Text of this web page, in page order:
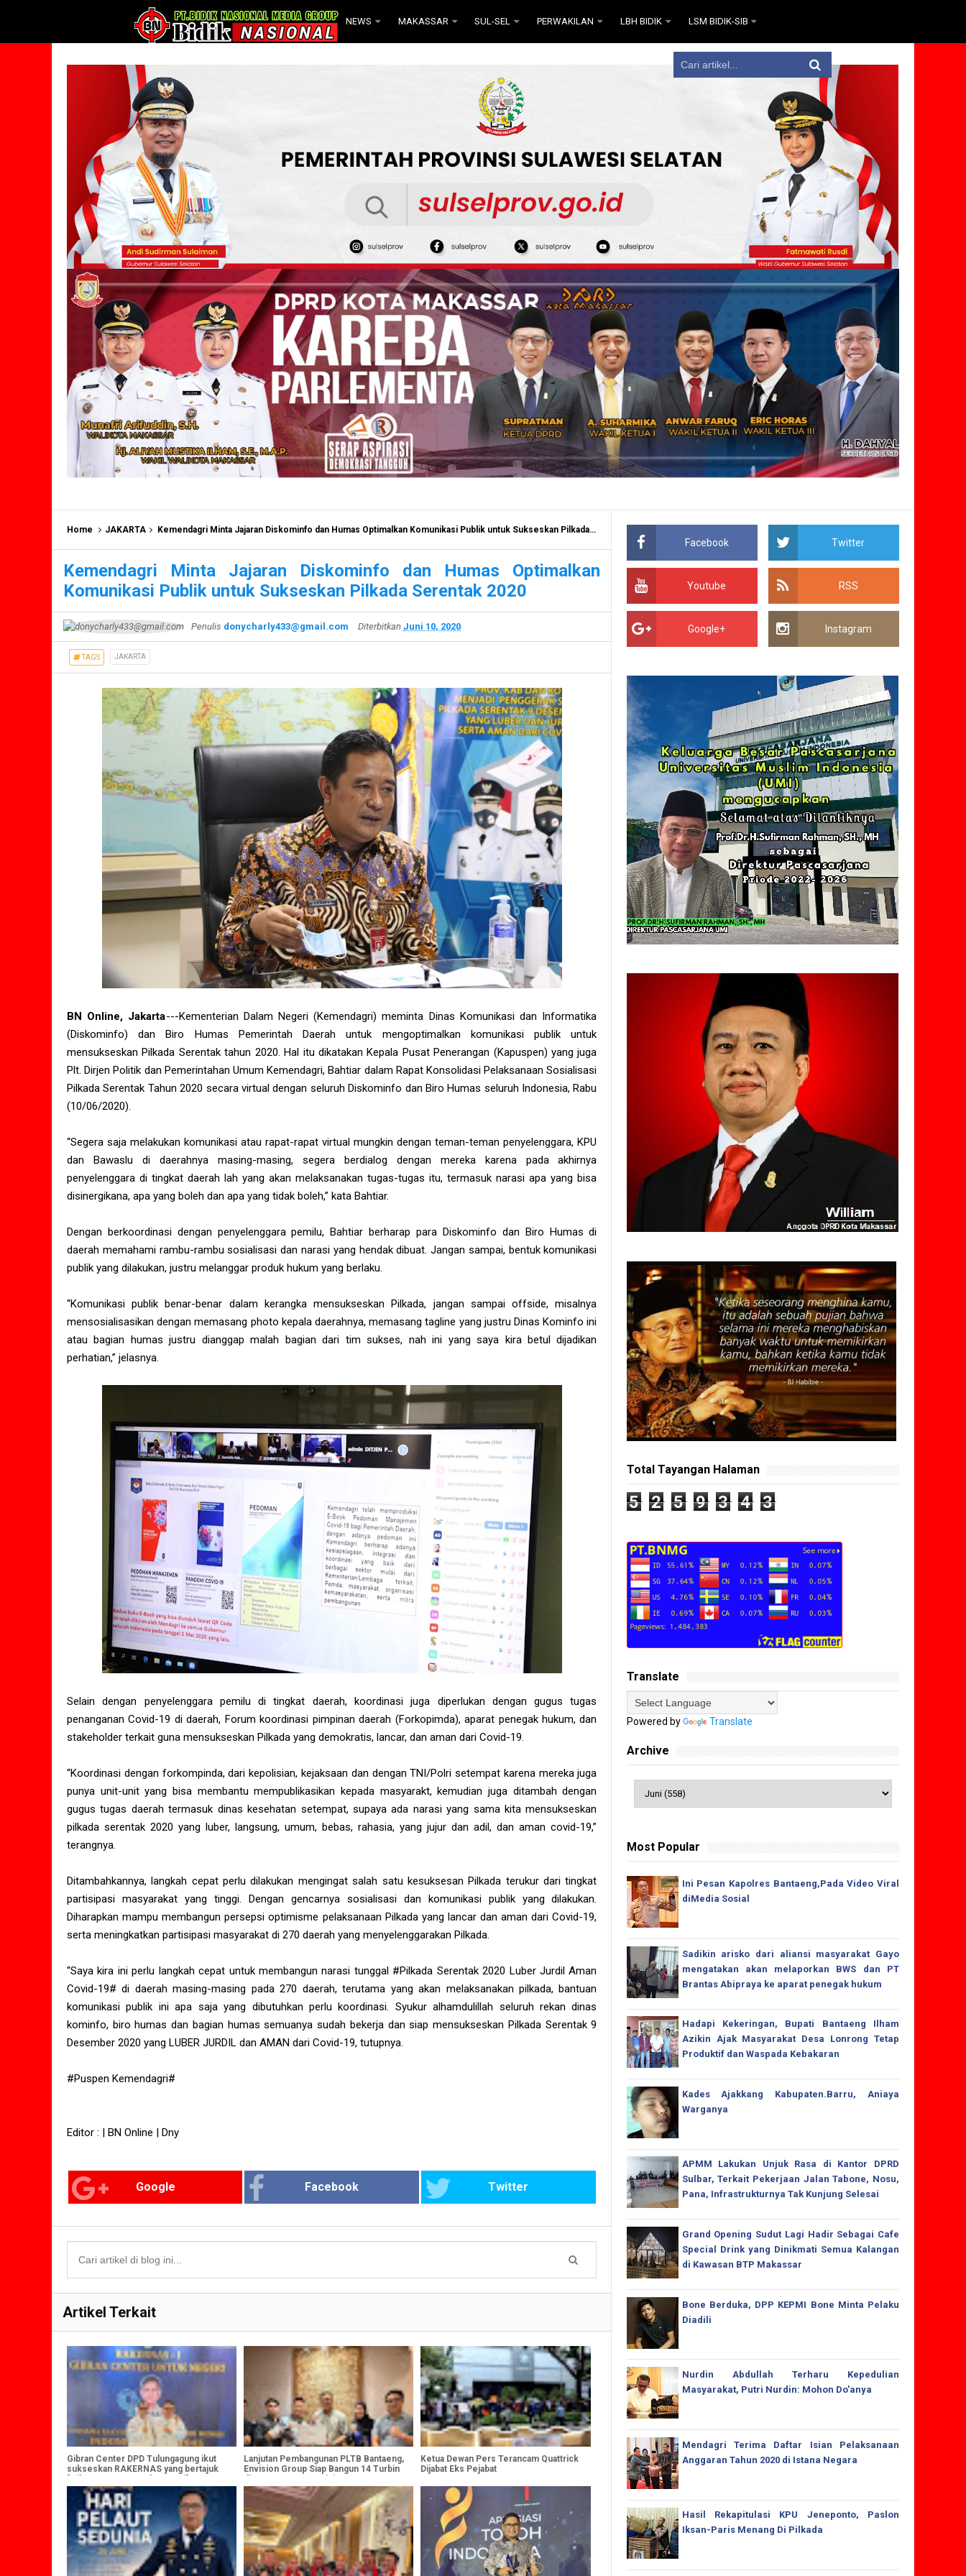
NEWS MAKASSAR SUL-SEL PERWAKILAN LBH BIDIK LSM BIDIK-SIB
Home JAKARTA Kemendagri Minta Jajaran Diskominfo dan Humas Optimalkan Komunikasi Publik untuk Sukseskan Pilkada Serentak 2020
Kemendagri Minta Jajaran Diskominfo dan Humas Optimalkan
Komunikasi Publik untuk Sukseskan Pilkada Serentak 2020
Penulis donycharly433@gmail.com Diterbitkan Juni 10, 2020
TAGS JAKARTA
BN Online, Jakarta---Kementerian Dalam Negeri (Kemendagri) meminta Dinas Komunikasi dan Informatika
(Diskominfo) dan Biro Humas Pemerintah Daerah untuk mengoptimalkan komunikasi publik untuk
mensukseskan Pilkada Serentak tahun 2020. Hal itu dikatakan Kepala Pusat Penerangan (Kapuspen) yang juga
Plt. Dirjen Politik dan Pemerintahan Umum Kemendagri, Bahtiar dalam Rapat Konsolidasi Pelaksanaan Sosialisasi
Pilkada Serentak Tahun 2020 secara virtual dengan seluruh Diskominfo dan Biro Humas seluruh Indonesia, Rabu
(10/06/2020).
“Segera saja melakukan komunikasi atau rapat-rapat virtual mungkin dengan teman-teman penyelenggara, KPU
dan Bawaslu di daerahnya masing-masing, segera berdialog dengan mereka karena pada akhirnya
penyelenggara di tingkat daerah lah yang akan melaksanakan tugas-tugas itu, termasuk narasi apa yang bisa
disinergikana, apa yang boleh dan apa yang tidak boleh,” kata Bahtiar.
Dengan berkoordinasi dengan penyelenggara pemilu, Bahtiar berharap para Diskominfo dan Biro Humas di
daerah memahami rambu-rambu sosialisasi dan narasi yang hendak dibuat. Jangan sampai, bentuk komunikasi
publik yang dilakukan, justru melanggar produk hukum yang berlaku.
“Komunikasi publik benar-benar dalam kerangka mensukseskan Pilkada, jangan sampai offside, misalnya
mensosialisasikan dengan memasang photo kepala daerahnya, memasang tagline yang justru Dinas Kominfo ini
atau bagian humas justru dianggap malah bagian dari tim sukses, nah ini yang saya kira betul dijadikan
perhatian,” jelasnya.
Selain dengan penyelenggara pemilu di tingkat daerah, koordinasi juga diperlukan dengan gugus tugas
penanganan Covid-19 di daerah, Forum koordinasi pimpinan daerah (Forkopimda), aparat penegak hukum, dan
stakeholder terkait guna mensukseskan Pilkada yang demokratis, lancar, dan aman dari Covid-19.
“Koordinasi dengan forkompinda, dari kepolisian, kejaksaan dan dengan TNI/Polri setempat karena mereka juga
punya unit-unit yang bisa membantu mempublikasikan kepada masyarakt, kemudian juga ditambah dengan
gugus tugas daerah termasuk dinas kesehatan setempat, supaya ada narasi yang sama kita mensukseskan
pilkada serentak 2020 yang luber, langsung, umum, bebas, rahasia, yang jujur dan adil, dan aman covid-19,”
terangnya.
Ditambahkannya, langkah cepat perlu dilakukan mengingat salah satu kesuksesan Pilkada terukur dari tingkat
partisipasi masyarakat yang tinggi. Dengan gencarnya sosialisasi dan komunikasi publik yang dilakukan.
Diharapkan mampu membangun persepsi optimisme pelaksanaan Pilkada yang lancar dan aman dari Covid-19,
serta meningkatkan partisipasi masyarakat di 270 daerah yang menyelenggarakan Pilkada.
“Saya kira ini perlu langkah cepat untuk membangun narasi tunggal #Pilkada Serentak 2020 Luber Jurdil Aman
Covid-19# di daerah masing-masing pada 270 daerah, terutama yang akan melaksanakan pilkada, bantuan
komunikasi publik ini apa saja yang dibutuhkan perlu koordinasi. Syukur alhamdulillah seluruh rekan dinas
kominfo, biro humas dan bagian humas semuanya sudah bekerja dan siap mensukseskan Pilkada Serentak 9
Desember 2020 yang LUBER JURDIL dan AMAN dari Covid-19, tutupnya.
#Puspen Kemendagri#
Editor : | BN Online | Dny
Google Facebook Twitter
Artikel Terkait
Gibran Center DPD Tulungagung ikut
sukseskan RAKERNAS yang bertajuk
Lanjutan Pembangunan PLTB Bantaeng,
Envision Group Siap Bangun 14 Turbin
Ketua Dewan Pers Terancam Quattrick
Dijabat Eks Pejabat
Facebook Twitter
Youtube RSS
Google+ Instagram
Total Tayangan Halaman
5 2 5 9 3 4 3
Translate
Powered by Translate
Archive
Most Popular
Ini Pesan Kapolres Bantaeng,Pada Video Viral
diMedia Sosial
Sadikin arisko dari aliansi masyarakat Gayo
mengatakan akan melaporkan BWS dan PT
Brantas Abipraya ke aparat penegak hukum
Hadapi Kekeringan, Bupati Bantaeng Ilham
Azikin Ajak Masyarakat Desa Lonrong Tetap
Produktif dan Waspada Kebakaran
Kades Ajakkang Kabupaten.Barru, Aniaya
Warganya
APMM Lakukan Unjuk Rasa di Kantor DPRD
Sulbar, Terkait Pekerjaan Jalan Tabone, Nosu,
Pana, Infrastrukturnya Tak Kunjung Selesai
Grand Opening Sudut Lagi Hadir Sebagai Cafe
Special Drink yang Dinikmati Semua Kalangan
di Kawasan BTP Makassar
Bone Berduka, DPP KEPMI Bone Minta Pelaku
Diadili
Nurdin Abdullah Terharu Kepedulian
Masyarakat, Putri Nurdin: Mohon Do'anya
Mendagri Terima Daftar Isian Pelaksanaan
Anggaran Tahun 2020 di Istana Negara
Hasil Rekapitulasi KPU Jeneponto, Paslon
Iksan-Paris Menang Di Pilkada